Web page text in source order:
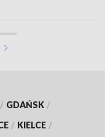
/ GDAŃSK /
/ KIELCE /